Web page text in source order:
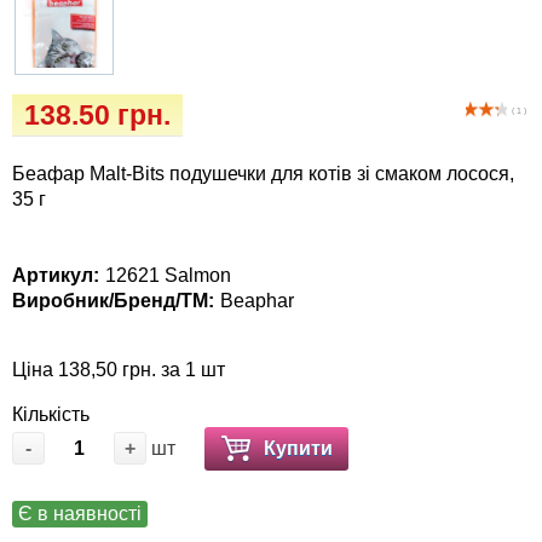
( 1 )
138.50 грн.
Беафар Malt-Bits подушечки для котів зі смаком лосося,
35 г
Артикул: 12621 Salmon
Виробник/Бренд/ТМ: Beaphar
Ціна 138,50 грн. за 1 шт
Кількість
-
+ шт Купити
Є в наявності
Ласощі та корма
собак
Лежаки, будиночки, охолоджуючи
Одяг та взуття